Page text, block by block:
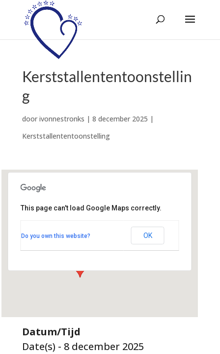
Kerststallententoonstellin
g
door ivonnestronks | 8 december 2025 |
Kerststallententoonstelling
Sint Ansfriduskerk
Jacob Catslaan 28 - Amersfoort
This page can't load Google Maps correctly.
Do you own this website? OK
Datum/Tijd
Date(s) - 8 december 2025